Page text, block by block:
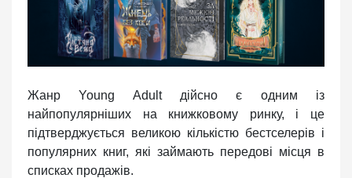
Жанр Young Adult дійсно є одним із
найпопулярніших на книжковому ринку, і це
підтверджується великою кількістю бестселерів і
популярних книг, які займають передові місця в
списках продажів.